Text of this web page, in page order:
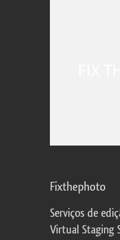
Fixthephoto
Serviços de
Virtual Staging